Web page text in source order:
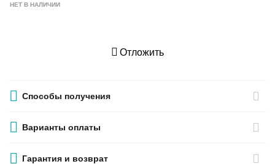
НЕТ В НАЛИЧИИ
Отложить
Способы получения
Варианты оплаты
Гарантия и возврат